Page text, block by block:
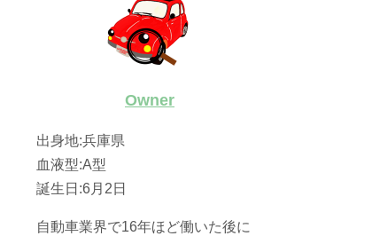
Owner
出身地:兵庫県
血液型:A型
誕生日:6月2日
自動車業界で16年ほど働いた後に